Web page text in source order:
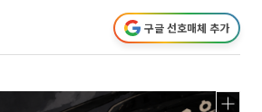
구글 선호매체 추가